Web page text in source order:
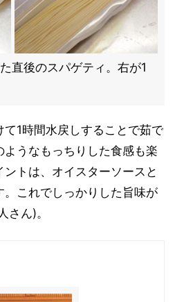
直後のスパゲティ。右が1
て1時間水戻しすることで茹で
うなもっちりした食感も楽
トは、オイスターソースと
これでしっかりした旨味が
さん)。